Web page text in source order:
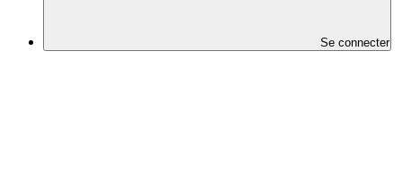
Se connecter